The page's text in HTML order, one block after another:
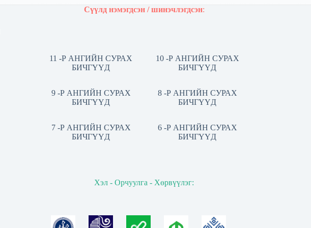
Сүүлд нэмэгдсэн / шинэчлэгдсэн:
11 -Р АНГИЙН СУРАХ
БИЧГҮҮД
10 -Р АНГИЙН СУРАХ
БИЧГҮҮД
9 -Р АНГИЙН СУРАХ
БИЧГҮҮД
8 -Р АНГИЙН СУРАХ
БИЧГҮҮД
7 -Р АНГИЙН СУРАХ
БИЧГҮҮД
6 -Р АНГИЙН СУРАХ
БИЧГҮҮД
Хэл - Орчуулга - Хөрвүүлэг: